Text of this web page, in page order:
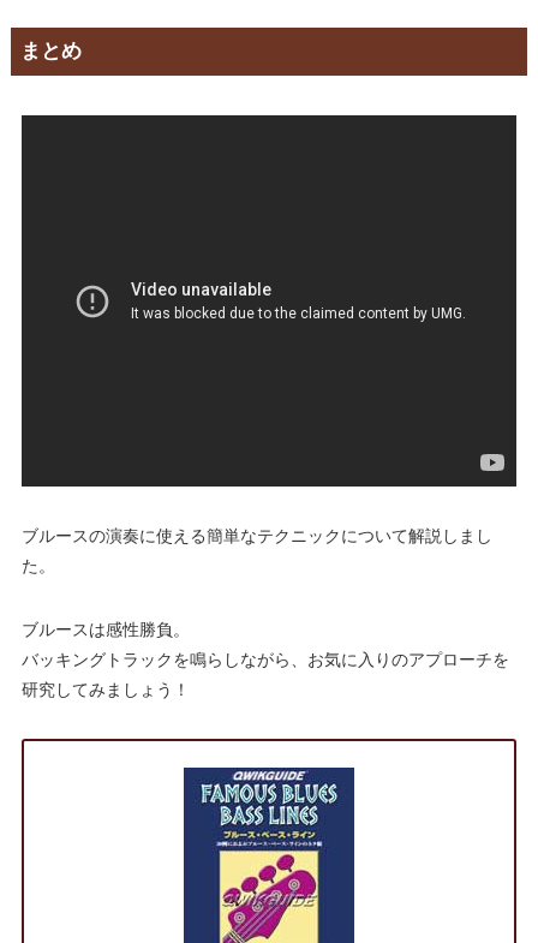
まとめ
ブルースの演奏に使える簡単なテクニックについて解説しまし
た。
ブルースは感性勝負。
バッキングトラックを鳴らしながら、お気に入りのアプローチを
研究してみましょう！